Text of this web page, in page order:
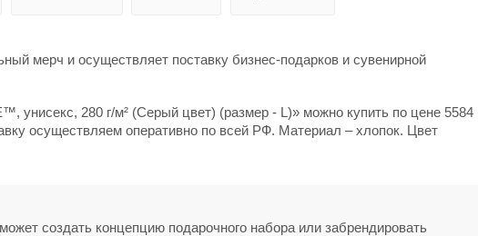
мерч и осуществляет поставку бизнес-подарков и сувенирной
унисекс, 280 г/м² (Серый цвет) (размер - L)» можно купить по цене 5584
осуществляем оперативно по всей РФ. Материал – хлопок. Цвет
создать концепцию подарочного набора или забрендировать